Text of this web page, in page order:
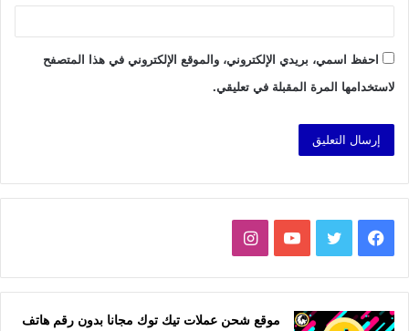
احفظ اسمي، بريدي الإلكتروني، والموقع الإلكتروني في هذا المتصفح
لاستخدامها المرة المقبلة في تعليقي.
فيسبوك تويتر يوتيوبانستقرام
موقع شحن عملات تيك توك مجانا بدون رقم هاتف